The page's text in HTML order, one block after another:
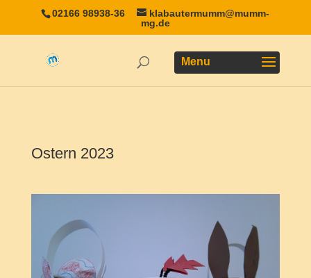
02166 98938-36
klabautermumm@mumm-
mg.de
Ostern 2023